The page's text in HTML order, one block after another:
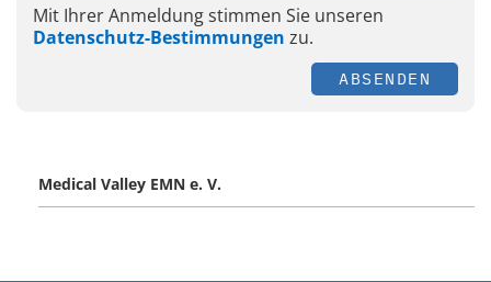
Mit Ihrer Anmeldung stimmen Sie unseren
Datenschutz-Bestimmungen zu.
ABSENDEN
Medical Valley EMN e. V.